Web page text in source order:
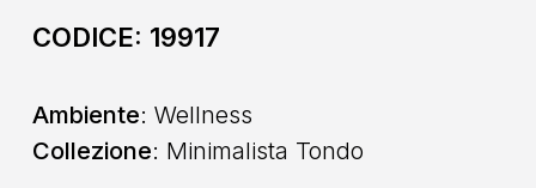
CODICE: 19917
Ambiente: Wellness
Collezione: Minimalista Tondo